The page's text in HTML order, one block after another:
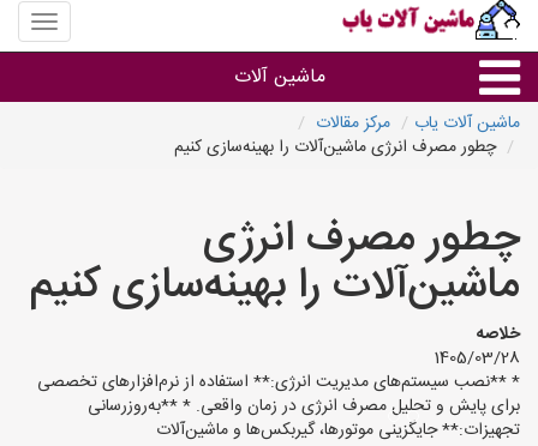
منوی
سایت
آلات
ماشین آلات
ماشین آلات
سایر گروه ها
ماشین آلات
ماشین آلات یاب
مرکز مقالات
چطور مصرف انرژی ماشین‌آلات را بهینه‌سازی کنیم
چطور مصرف انرژی
ماشین‌آلات را بهینه‌سازی کنیم
خلاصه
1405/03/28
* **نصب سیستم‌های مدیریت انرژی:** استفاده از نرم‌افزارهای تخصصی
برای پایش و تحلیل مصرف انرژی در زمان واقعی. * **به‌روزرسانی
تجهیزات:** جایگزینی موتورها، گیربکس‌ها و ماشین‌آلات